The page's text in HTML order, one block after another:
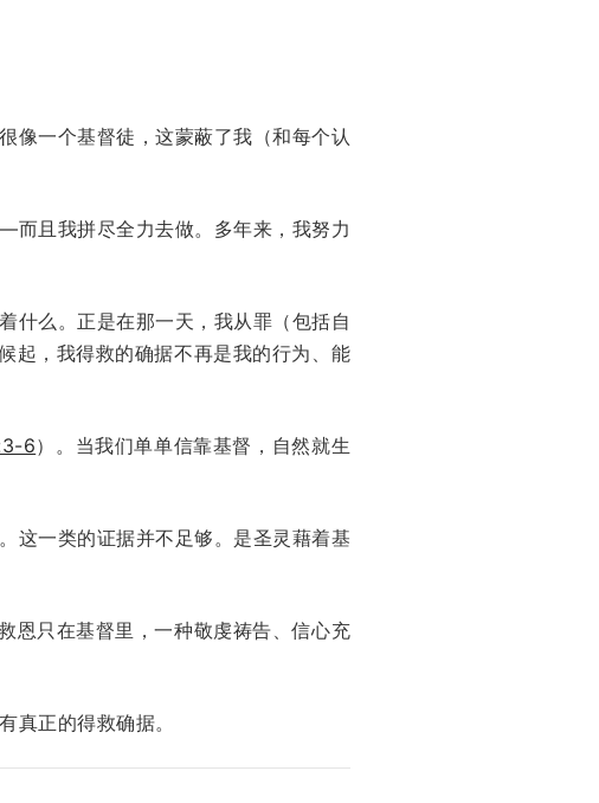
像一个基督徒，这蒙蔽了我（和每个认
且我拼尽全力去做。多年来，我努力
么。正是在那一天，我从罪（包括自
起，我得救的确据不再是我的行为、能
6）。当我们单单信靠基督，自然就生
这一类的证据并不足够。是圣灵藉着基
恩只在基督里，一种敬虔祷告、信心充
正的得救确据。